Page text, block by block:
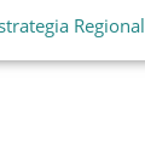
Regional